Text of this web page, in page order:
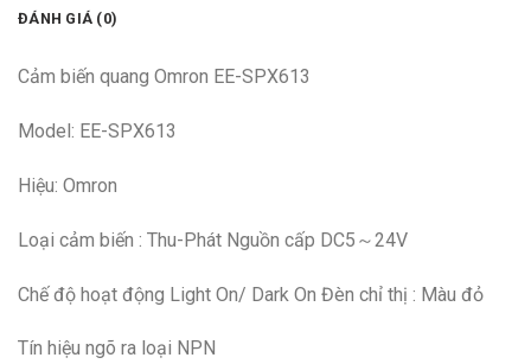
ĐÁNH GIÁ (0)
Cảm biến quang Omron EE-SPX613
Model: EE-SPX613
Hiệu: Omron
Loại cảm biến : Thu-Phát Nguồn cấp DC5～24V
Chế độ hoạt động Light On/ Dark On Đèn chỉ thị : Màu đỏ
Tín hiệu ngõ ra loại NPN